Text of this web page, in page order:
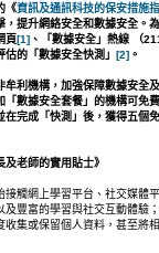
《資訊及通訊科技的保安措施指
，提升網絡安全和數據安全。
頁[1] 、「數據安全」熱線 （
的「數據安全快測」 [2] 。
利機構，加強保障數據安全
「數據安全套餐」的機構可免
完成「快測」後，獲得五個
及老師的實用貼士》
觸網上學習平台、社交媒體
豐富的學習與社交互動體驗
集或保留個人資料，甚至將